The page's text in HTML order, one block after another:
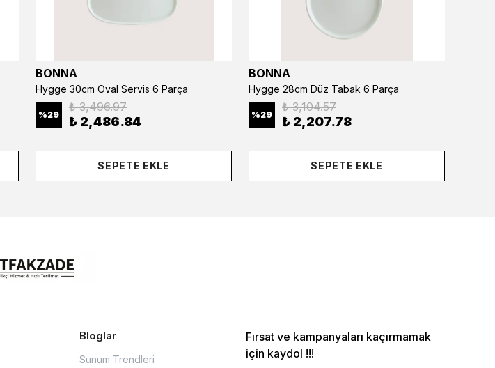
BONNA
Hygge 30cm Oval Servis 6 Parça
%29
₺ 3,496.97
₺ 2,486.84
SEPETE EKLE
BONNA
Hygge 28cm Düz Tabak 6 Parça
%29
₺ 3,104.57
₺ 2,207.78
SEPETE EKLE
Bloglar
Sunum Trendleri
Fırsat ve kampanyaları kaçırmamak
için kaydol !!!